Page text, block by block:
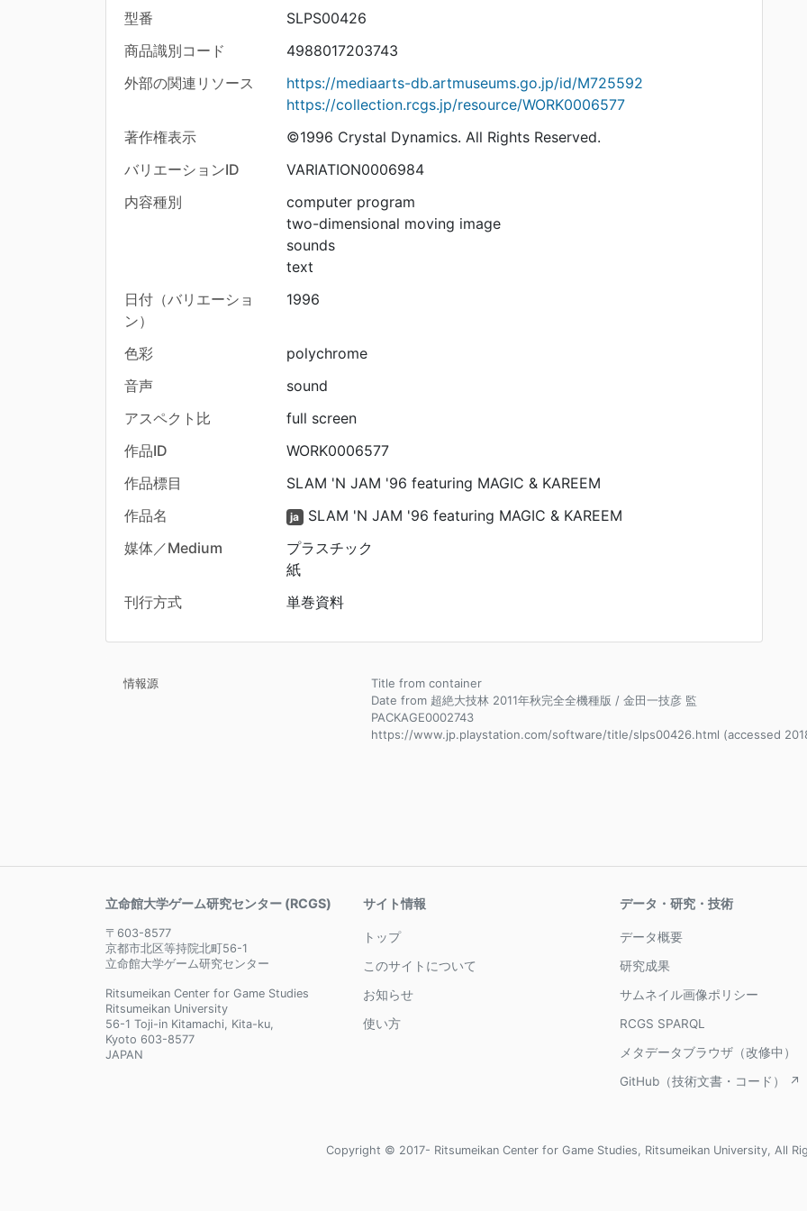
型番
SLPS00426
商品識別コード
4988017203743
外部の関連リソース
https://mediaarts-db.artmuseums.go.jp/id/M725592
https://collection.rcgs.jp/resource/WORK0006577
著作権表示
©1996 Crystal Dynamics. All Rights Reserved.
バリエーションID
VARIATION0006984
内容種別
computer program
two-dimensional moving image
sounds
text
日付（バリエーショ
ン）
1996
色彩
polychrome
音声
sound
アスペクト比
full screen
作品ID
WORK0006577
作品標目
SLAM 'N JAM '96 featuring MAGIC & KAREEM
作品名
ja
SLAM 'N JAM '96 featuring MAGIC & KAREEM
媒体／Medium
プラスチック
紙
刊行方式
単巻資料
情報源
Title from container
Date from 超絶大技林 2011年秋完全全機種版 / 金田一技彦 監
PACKAGE0002743
https://www.jp.playstation.com/software/title/slps00426.html (accessed
立命館大学ゲーム研究センター (RCGS)
〒603-8577
京都市北区等持院北町56-1
立命館大学ゲーム研究センター
Ritsumeikan Center for Game Studies
Ritsumeikan University
56-1 Toji-in Kitamachi, Kita-ku,
Kyoto 603-8577
JAPAN
サイト情報
トップ
このサイトについて
お知らせ
使い方
データ・研究・技術
データ概要
研究成果
サムネイル画像ポリシー
RCGS SPARQL
メタデータブラウザ（改修中）
GitHub（技術文書・コード） ↗
Copyright © 2017- Ritsumeikan Center for Game Studies, Ritsumeikan University, All